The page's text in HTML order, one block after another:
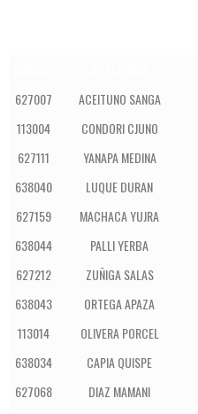
627007
ACEITUNO SANGA
113004
CONDORI CJUNO
627111
YANAPA MEDINA
638040
LUQUE DURAN
627159
MACHACA YUJRA
638044
PALLI YERBA
627212
ZUÑIGA SALAS
638043
ORTEGA APAZA
113014
OLIVERA PORCEL
638034
CAPIA QUISPE
627068
DIAZ MAMANI